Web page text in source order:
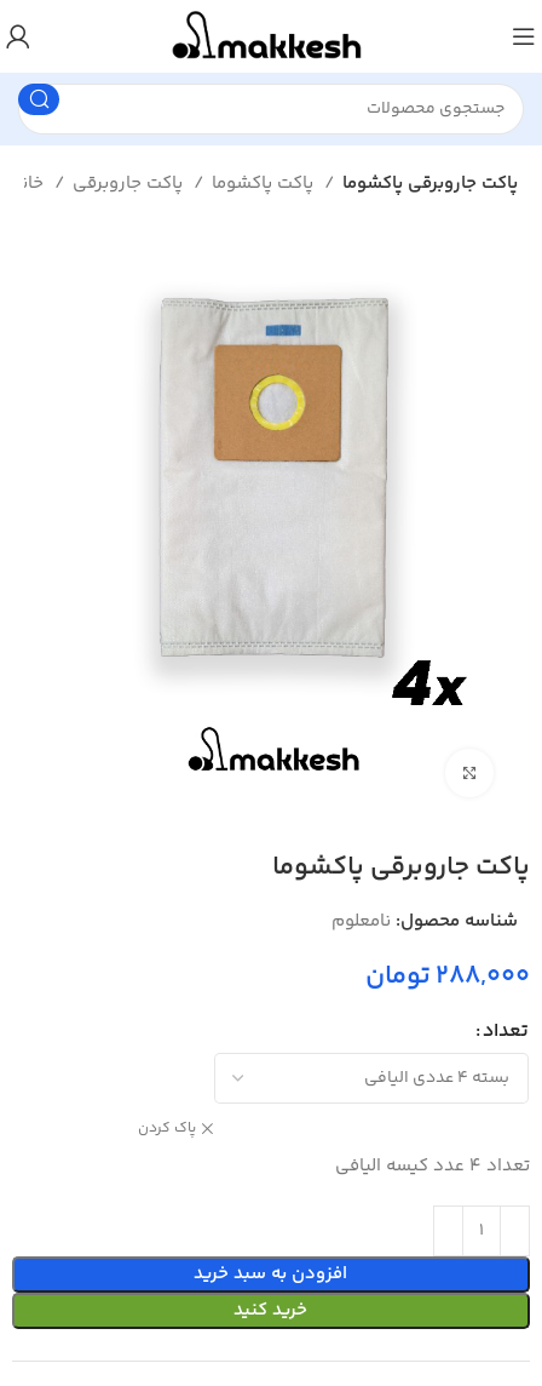
پاکت جاروبرقی پاکشوما
بزرگنمایی تصویر
پاکت جاروبرقی پاکشوما
شناسه محصول: نامعلوم
288,000 تومان
تعداد
پاک کردن
تعداد 4 عدد کیسه الیافی
افزودن به سبد خرید
خرید کنید